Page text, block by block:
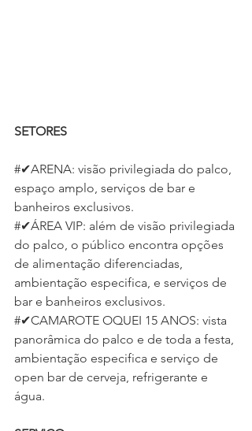
SETORES
#✔ARENA: visão privilegiada do palco,
espaço amplo, serviços de bar e
banheiros exclusivos.
#✔ÁREA VIP: além de visão privilegiada
do palco, o público encontra opções
de alimentação diferenciadas,
ambientação especifica, e serviços de
bar e banheiros exclusivos.
#✔CAMAROTE OQUEI 15 ANOS: vista
panorâmica do palco e de toda a festa,
ambientação especifica e serviço de
open bar de cerveja, refrigerante e
água.